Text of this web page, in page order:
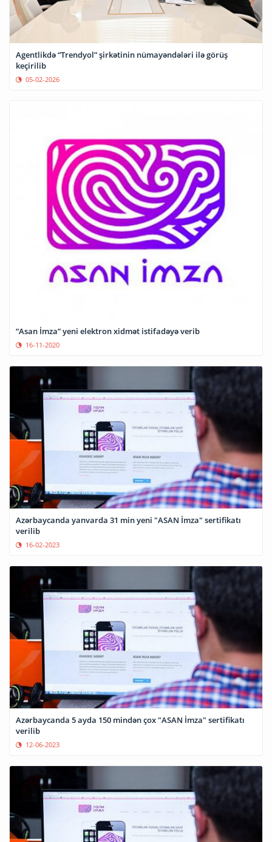
Agentlikdə “Trendyol” şirkətinin nümayəndələri ilə görüş
keçirilib
05-02-2026
“Asan İmza” yeni elektron xidmət istifadəyə verib
16-11-2020
Azərbaycanda yanvarda 31 min yeni "ASAN İmza" sertifikatı
verilib
16-02-2023
Azərbaycanda 5 ayda 150 mindən çox "ASAN İmza" sertifikatı
verilib
12-06-2023